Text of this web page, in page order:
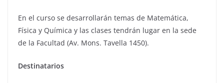
En el curso se desarrollarán temas de Matemática,
Física y Química y las clases tendrán lugar en la sede
de la Facultad (Av. Mons. Tavella 1450).
Destinatarios